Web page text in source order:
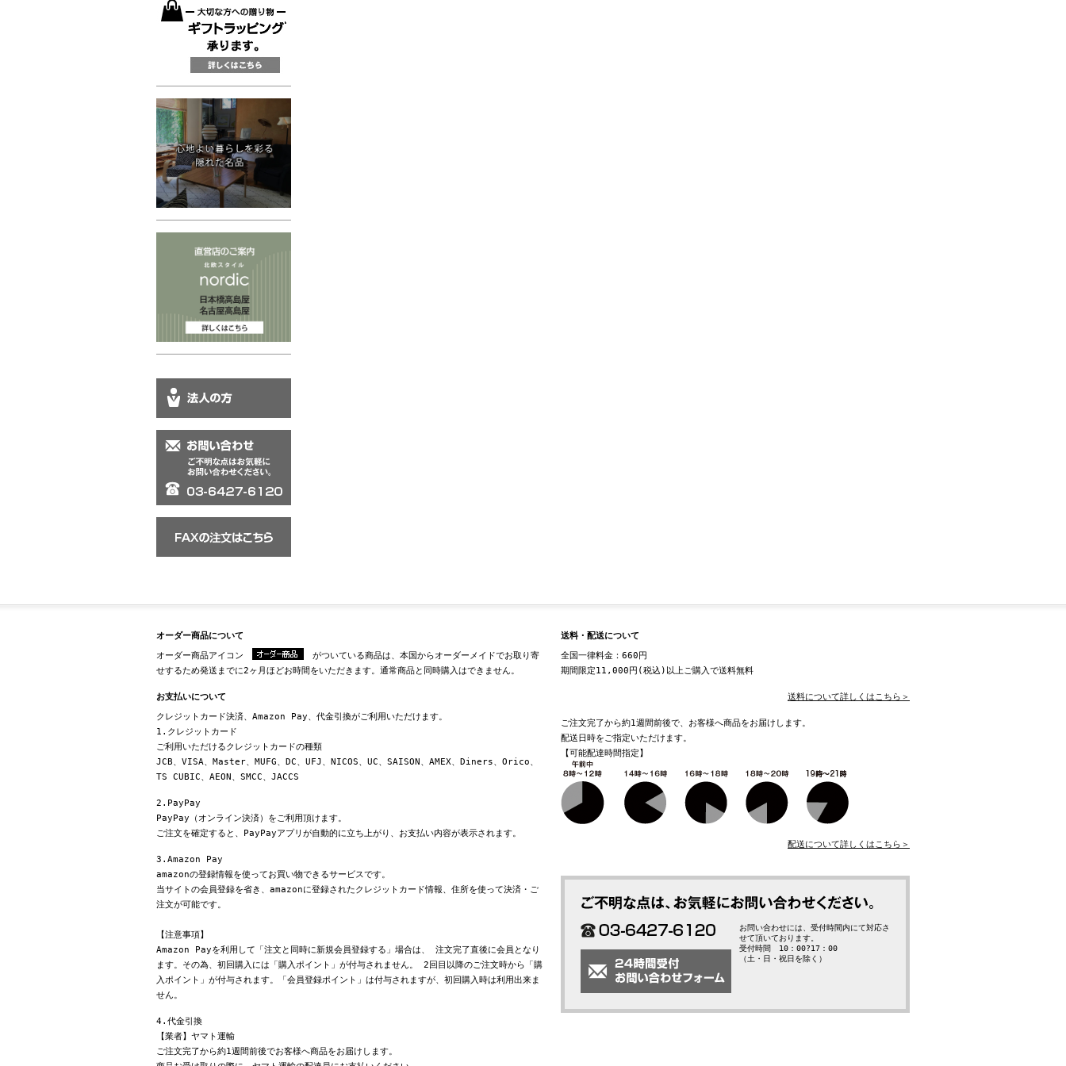
オーダー商品について
オーダー商品アイコン
がついている商品は、本国からオーダーメイドでお取り寄
せするため発送までに2ヶ月ほどお時間をいただきます。通常商品と同時購入はできません。
お支払いについて
クレジットカード決済、Amazon Pay、代金引換がご利用いただけます。
1.クレジットカード
ご利用いただけるクレジットカードの種類
JCB、VISA、Master、MUFG、DC、UFJ、NICOS、UC、SAISON、AMEX、Diners、Orico、
TS CUBIC、AEON、SMCC、JACCS
2.PayPay
PayPay（オンライン決済）をご利用頂けます。
ご注文を確定すると、PayPayアプリが自動的に立ち上がり、お支払い内容が表示されます。
3.Amazon Pay
amazonの登録情報を使ってお買い物できるサービスです。
当サイトの会員登録を省き、amazonに登録されたクレジットカード情報、住所を使って決済・ご
注文が可能です。
【注意事項】
Amazon Payを利用して「注文と同時に新規会員登録する」場合は、 注文完了直後に会員となり
ます。その為、初回購入には「購入ポイント」が付与されません。 2回目以降のご注文時から「購
入ポイント」が付与されます。「会員登録ポイント」は付与されますが、初回購入時は利用出来ま
せん。
4.代金引換
【業者】ヤマト運輸
ご注文完了から約1週間前後でお客様へ商品をお届けします。
送料・配送について
全国一律料金：660円
期間限定11,000円(税込)以上ご購入で送料無料
送料について詳しくはこちら＞
ご注文完了から約1週間前後で、お客様へ商品をお届けします。
配送日時をご指定いただけます。
【可能配達時間指定】
配送について詳しくはこちら＞
お問い合わせには、受付時間内にて対応さ
せて頂いております。
受付時間 10：00?17：00
（土・日・祝日を除く）